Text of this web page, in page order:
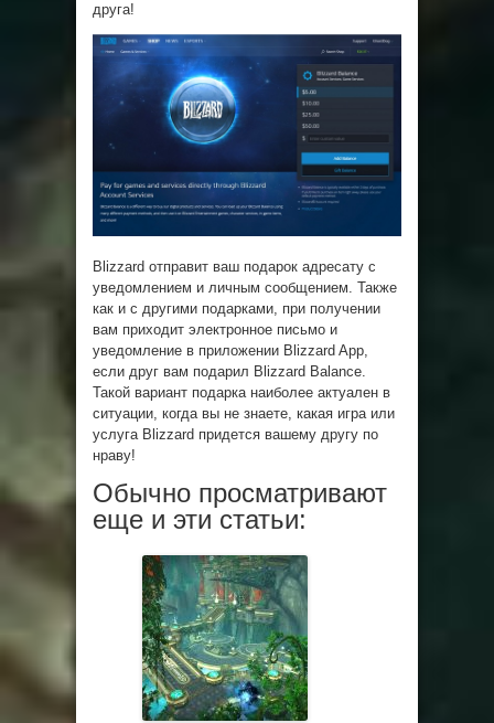
друга!
Blizzard отправит ваш подарок адресату с
уведомлением и личным сообщением. Также
как и с другими подарками, при получении
вам приходит электронное письмо и
уведомление в приложении Blizzard App,
если друг вам подарил Blizzard Balance.
Такой вариант подарка наиболее актуален в
ситуации, когда вы не знаете, какая игра или
услуга Blizzard придется вашему другу по
нраву!
Обычно просматривают
еще и эти статьи: